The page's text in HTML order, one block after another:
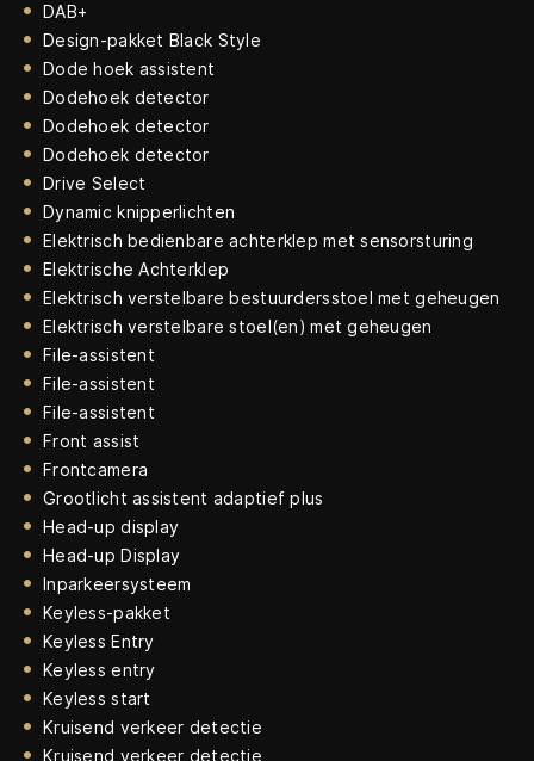
DAB+
Design-pakket Black Style
Dode hoek assistent
Dodehoek detector
Dodehoek detector
Dodehoek detector
Drive Select
Dynamic knipperlichten
Elektrisch bedienbare achterklep met sensorsturing
Elektrische Achterklep
Elektrisch verstelbare bestuurdersstoel met geheugen
Elektrisch verstelbare stoel(en) met geheugen
File-assistent
File-assistent
File-assistent
Front assist
Frontcamera
Grootlicht assistent adaptief plus
Head-up display
Head-up Display
Inparkeersysteem
Keyless-pakket
Keyless Entry
Keyless entry
Keyless start
Kruisend verkeer detectie
Kruisend verkeer detectie